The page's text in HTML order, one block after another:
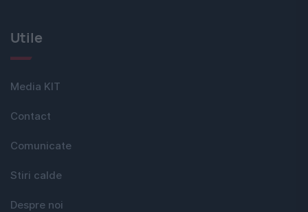
Utile
Media KIT
Contact
Comunicate
Stiri calde
Despre noi